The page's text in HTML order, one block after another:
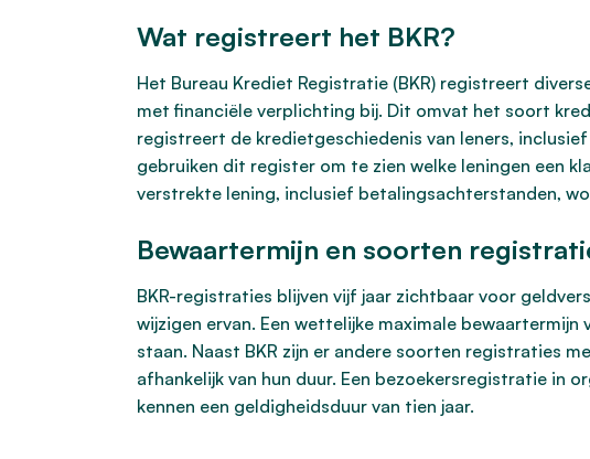
Wat registreert het BKR?
Het Bureau Krediet Registratie (BKR) registreert
met financiële verplichting bij. Dit omvat het soort
registreert de kredietgeschiedenis van leners,
gebruiken dit register om te zien welke leningen een
verstrekte lening, inclusief betalingsachterstanden,
Bewaartermijn en soorten
BKR-registraties blijven vijf jaar zichtbaar voor
wijzigen ervan. Een wettelijke maximale
staan. Naast BKR zijn er andere soorten registraties
afhankelijk van hun duur. Een bezoekersregistratie in
kennen een geldigheidsduur van tien jaar.